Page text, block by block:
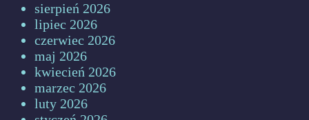
sierpień 2026
lipiec 2026
czerwiec 2026
maj 2026
kwiecień 2026
marzec 2026
luty 2026